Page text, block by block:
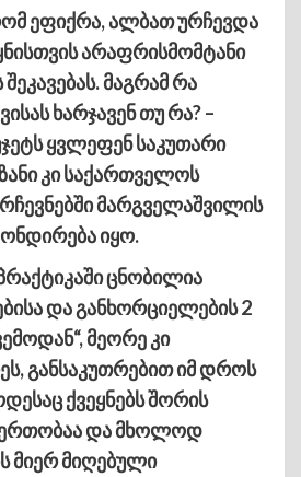
ეფიქრა, ალბათ ურჩევდა
არაფრისმომტანი
მაგრამ რა
ხარჯავენ თუ რა? –
ყვლეფენ საკუთარი
კი საქართველოს
მარგველაშვილის
იყო.
ცნობილია
და განხორციელების 2
მეორე კი
განსაკუთრებით იმ დროს
ქვეყნებს შორის
და მხოლოდ
მიერ მიღებული